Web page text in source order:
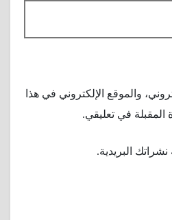
والموقع الإلكتروني في هذا
المقبلة في تعليقي.
البريدية.